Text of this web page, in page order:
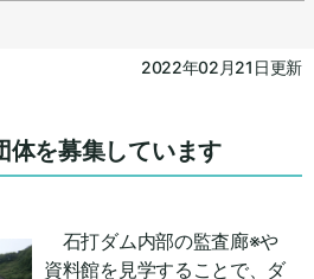
2022年02月21日更新
体を募集しています
石打ダム内部の監査廊※や
資料館を見学することで、ダ